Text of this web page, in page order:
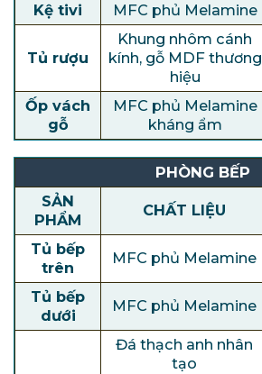
Kệ tivi
MFC phủ Melamine
Tủ rượu
Khung nhôm cánh
kính, gỗ MDF thương
hiệu
Ốp vách
gỗ
MFC phủ Melamine
kháng ẩm
PHÒNG BẾP
SẢN
PHẨM
CHẤT LIỆU
Tủ bếp
trên
MFC phủ Melamine
Tủ bếp
dưới
MFC phủ Melamine
Đá thạch anh nhân
tạo